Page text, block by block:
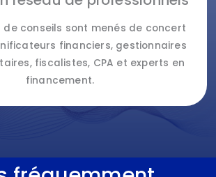
de conseils sont menés de concert
financiers, gestionnaires
fiscalistes, CPA et experts en
financement.